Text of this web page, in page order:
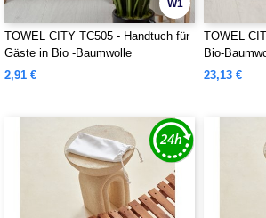
W1
TOWEL CITY TC505 - Handtuch für
Gäste in Bio -Baumwolle
2,91 €
TOWEL
Bio-
23,13 €